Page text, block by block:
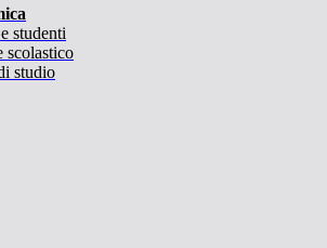
studenti
scolastico
studio